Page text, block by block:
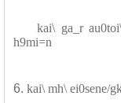
kai\ ga_r au0toi\
h9mi=n
6.kai\ mh\ ei0sene/